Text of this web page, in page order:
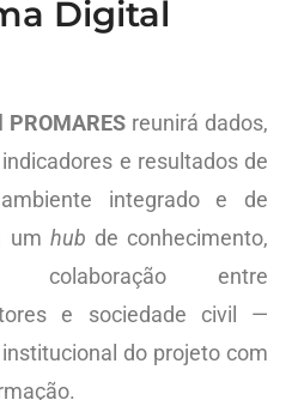
Digital
reunirá dados,
e resultados de
integrado e de
um hub de conhecimento,
colaboração entre
e sociedade civil —
do projeto com